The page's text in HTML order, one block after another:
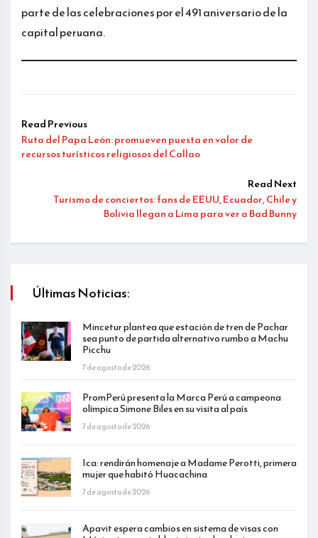
parte de las celebraciones por el 491 aniversario de la
capital peruana.
Read Previous
Ruta del Papa León: promueven puesta en valor de
recursos turísticos religiosos del Callao
Read Next
Turismo de conciertos: fans de EEUU, Ecuador, Chile y
Bolivia llegan a Lima para ver a Bad Bunny
Últimas Noticias:
Mincetur plantea que estación de tren de Pachar
sea punto de partida alternativo rumbo a Machu
Picchu
7 de agosto de 2026
PromPerú presenta la Marca Perú a campeona
olímpica Simone Biles en su visita al país
7 de agosto de 2026
Ica: rendirán homenaje a Madame Perotti, primera
mujer que habitó Huacachina
7 de agosto de 2026
Apavit espera cambios en sistema de visas con